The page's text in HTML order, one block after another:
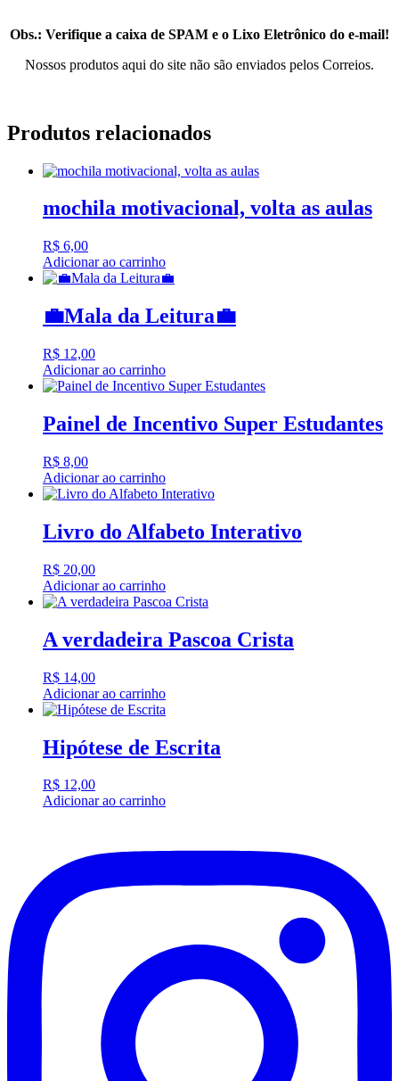
Obs.: Verifique a caixa de SPAM e o Lixo Eletrônico do e-mail!
Nossos produtos aqui do site não são enviados pelos Correios.
Produtos relacionados
mochila motivacional, volta as aulas
R$ 6,00
Adicionar ao carrinho
💼Mala da Leitura💼
R$ 12,00
Adicionar ao carrinho
Painel de Incentivo Super Estudantes
R$ 8,00
Adicionar ao carrinho
Livro do Alfabeto Interativo
R$ 20,00
Adicionar ao carrinho
A verdadeira Pascoa Crista
R$ 14,00
Adicionar ao carrinho
Hipótese de Escrita
R$ 12,00
Adicionar ao carrinho